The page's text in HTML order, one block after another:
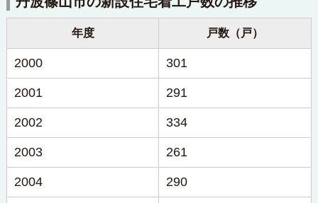
年度 戸数（戸）
2000 301
2001 291
2002 334
2003 261
2004 290